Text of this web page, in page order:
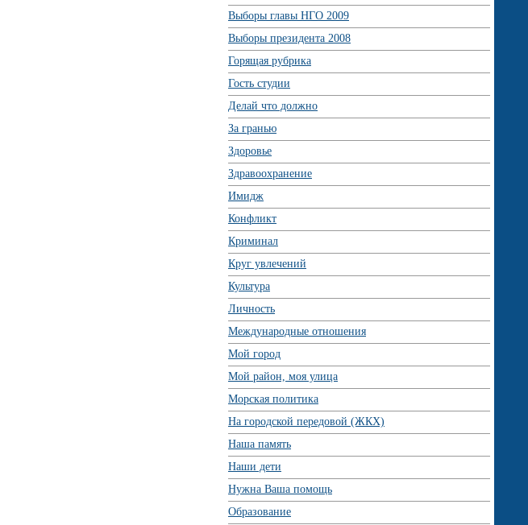
Выборы главы НГО 2009
Выборы президента 2008
Горящая рубрика
Гость студии
Делай что должно
За гранью
Здоровье
Здравоохранение
Имидж
Конфликт
Криминал
Круг увлечений
Культура
Личность
Международные отношения
Мой город
Мой район, моя улица
Морская политика
На городской передовой (ЖКХ)
Наша память
Наши дети
Нужна Ваша помощь
Образование